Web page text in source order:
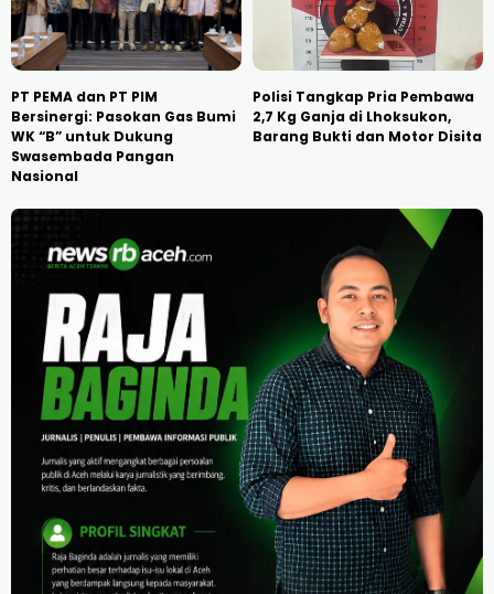
PT PEMA dan PT PIM
Bersinergi: Pasokan Gas Bumi
WK “B” untuk Dukung
Swasembada Pangan
Nasional
Polisi Tangkap Pria Pembawa
2,7 Kg Ganja di Lhoksukon,
Barang Bukti dan Motor Disita